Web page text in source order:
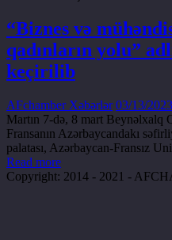
“Biznes və
qadınların yolu”
keçirilib
AFchamber Xəbərlər 03/13/2023
Martın 7-də, 8 mart Beynəlxalq
Fransanın Azərbaycandakı
palatası, Azərbaycan-Fransız
Read more
Copyright: 2014 - 2021 -